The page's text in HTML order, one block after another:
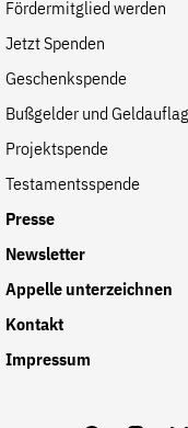
Fördermitglied werden
Jetzt Spenden
Geschenkspende
Bußgelder und
Projektspende
Testamentsspende
Presse
Newsletter
Appelle unterzeichnen
Kontakt
Impressum